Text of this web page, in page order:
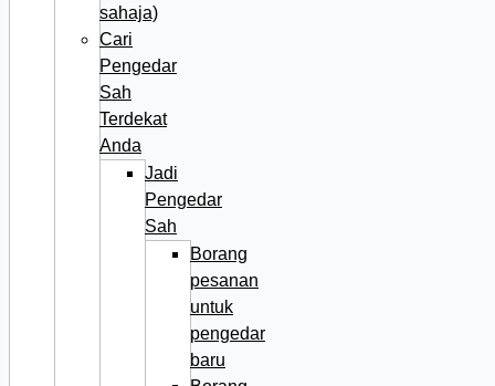
sahaja)
Cari
Pengedar
Sah
Terdekat
Anda
Jadi
Pengedar
Sah
Borang
pesanan
untuk
pengedar
baru